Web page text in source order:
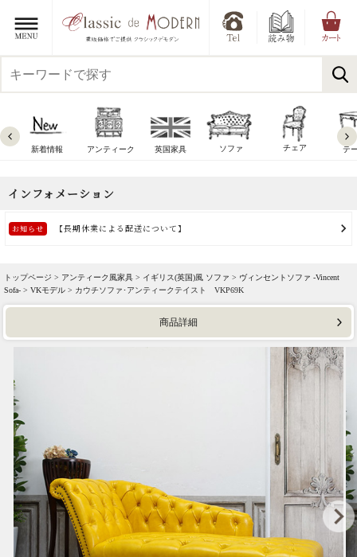
新着情報 アンティーク 英国家具 ソファ チェア テ
トップページ > アンティーク風家具 > イギリス(英国)風 ソファ > ヴィンセントソファ -Vincent
Sofa- > VKモデル > カウチソファ･アンティークテイスト VKP69K
商品詳細